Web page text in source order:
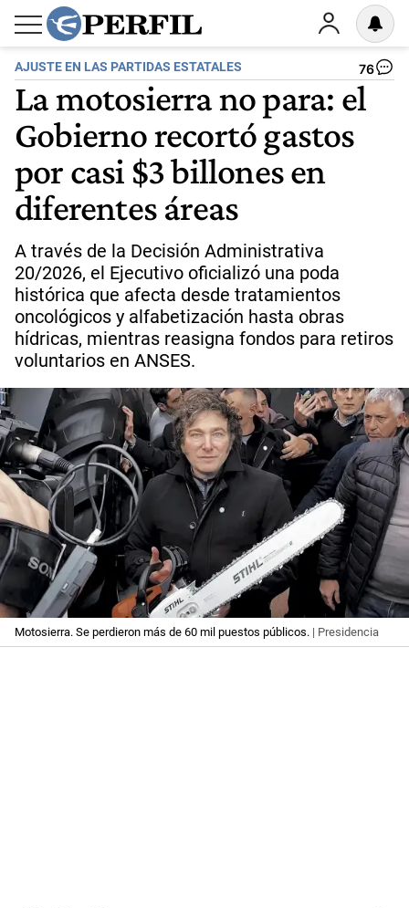
AJUSTE EN LAS PARTIDAS ESTATALES 76
La motosierra no para: el
Gobierno recortó gastos
por casi $3 billones en
diferentes áreas
A través de la Decisión Administrativa
20/2026, el Ejecutivo oficializó una poda
histórica que afecta desde tratamientos
oncológicos y alfabetización hasta obras
hídricas, mientras reasigna fondos para retiros
voluntarios en ANSES.
Motosierra. Se perdieron más de 60 mil puestos públicos. | Presidencia